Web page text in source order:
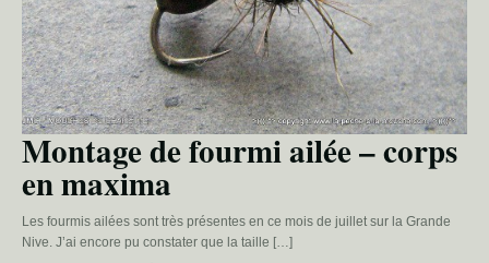
Montage de fourmi ailée – corps
en maxima
Les fourmis ailées sont très présentes en ce mois de juillet sur la Grande
Nive. J’ai encore pu constater que la taille […]